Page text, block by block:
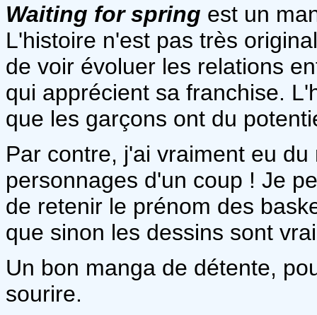
Waiting for spring est un
L'histoire n'est pas très
de voir évoluer les relations
qui apprécient sa franchise.
que les garçons ont du
Par contre, j'ai vraiment eu
personnages d'un coup ! Je
de retenir le prénom des
que sinon les dessins sont
Un bon manga de détente,
sourire.